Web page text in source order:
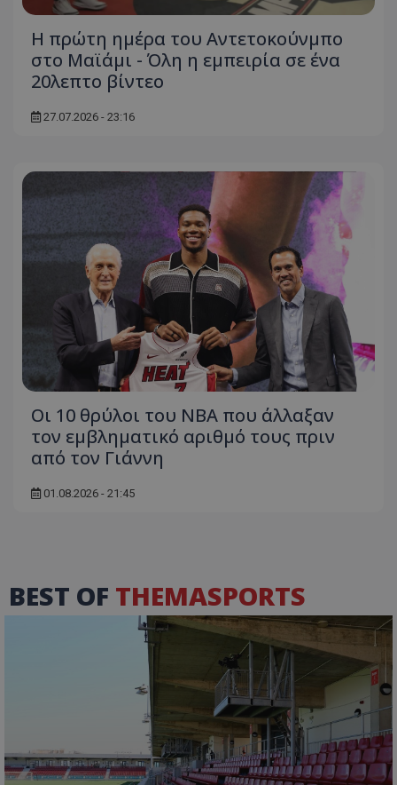
Η πρώτη ημέρα του Αντετοκούνμπο
στο Μαϊάμι - Όλη η εμπειρία σε ένα
20λεπτο βίντεο
27.07.2026 - 23:16
Οι 10 θρύλοι του NBA που άλλαξαν
τον εμβληματικό αριθμό τους πριν
από τον Γιάννη
01.08.2026 - 21:45
BEST OF THEMASPORTS